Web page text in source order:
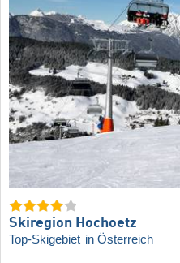
Skiregion Hochoetz
Top-Skigebiet in Österreich